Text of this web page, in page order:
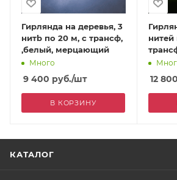
Гирлянда на деревья, 3
нитb по 20 м, с трансф,
,белый, мерцающий
Много
9 400 руб./шт
В КОРЗИНУ
нитей
12 800
КАТАЛОГ